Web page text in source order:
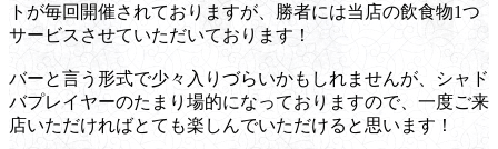
トが毎回開催されておりますが、勝者には当店の飲食物1つ
サービスさせていただいております！
バーと言う形式で少々入りづらいかもしれませんが、シャド
バプレイヤーのたまり場的になっておりますので、一度ご来
店いただければとても楽しんでいただけると思います！